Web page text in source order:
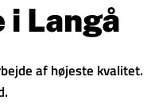
Langå
af højeste kvalitet.